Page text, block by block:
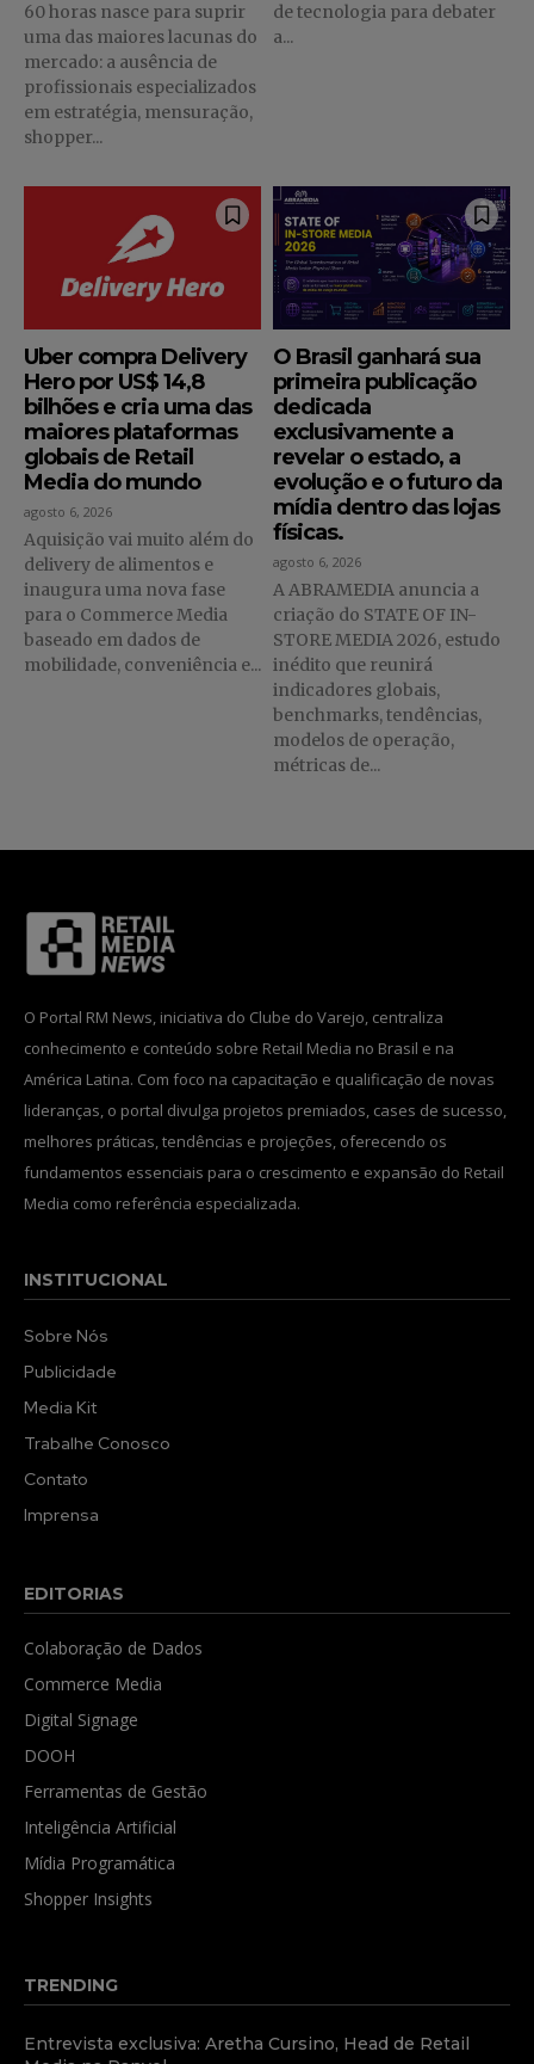
60 horas nasce para suprir
uma das maiores lacunas do
mercado: a ausência de
profissionais especializados
em estratégia, mensuração,
shopper...
de tecnologia para debater
a...
Uber compra Delivery
Hero por US$ 14,8
bilhões e cria uma das
maiores plataformas
globais de Retail
Media do mundo
agosto 6, 2026
Aquisição vai muito além do
delivery de alimentos e
inaugura uma nova fase
para o Commerce Media
baseado em dados de
mobilidade, conveniência e...
O Brasil ganhará sua
primeira publicação
dedicada
exclusivamente a
revelar o estado, a
evolução e o futuro da
mídia dentro das lojas
físicas.
agosto 6, 2026
A ABRAMEDIA anuncia a
criação do STATE OF IN-
STORE MEDIA 2026, estudo
inédito que reunirá
indicadores globais,
benchmarks, tendências,
modelos de operação,
métricas de...
O Portal RM News, iniciativa do Clube do Varejo, centraliza
conhecimento e conteúdo sobre Retail Media no Brasil e na
América Latina. Com foco na capacitação e qualificação de novas
lideranças, o portal divulga projetos premiados, cases de sucesso,
melhores práticas, tendências e projeções, oferecendo os
fundamentos essenciais para o crescimento e expansão do Retail
Media como referência especializada.
INSTITUCIONAL
Sobre Nós
Publicidade
Media Kit
Trabalhe Conosco
Contato
Imprensa
EDITORIAS
Colaboração de Dados
Commerce Media
Digital Signage
DOOH
Ferramentas de Gestão
Inteligência Artificial
Mídia Programática
Shopper Insights
TRENDING
Entrevista exclusiva: Aretha Cursino, Head de Retail